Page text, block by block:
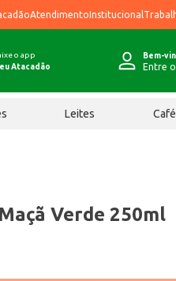
AtendimentoInstitucional
o app
Atacadão
Bem-
Entre
Leites
Verde 250ml